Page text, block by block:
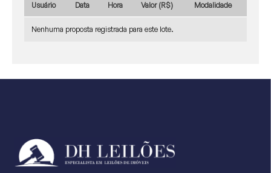
Usuário Data Hora Valor (R$) Modalidade
Nenhuma proposta registrada para este lote.